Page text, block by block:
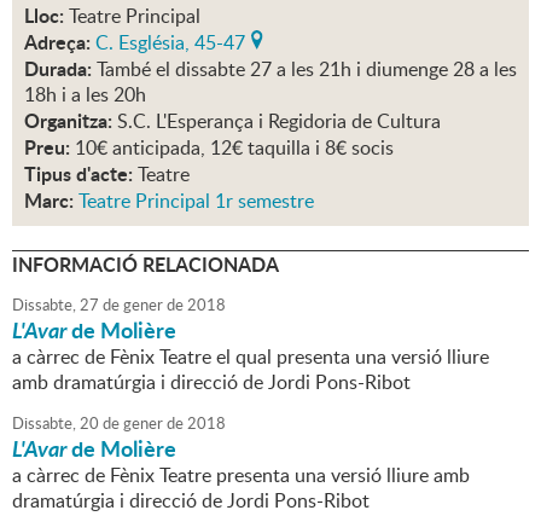
Lloc: Teatre Principal
Adreça: C. Església, 45-47
Durada: També el dissabte 27 a les 21h i diumenge 28 a les
18h i a les 20h
Organitza: S.C. L'Esperança i Regidoria de Cultura
Preu: 10€ anticipada, 12€ taquilla i 8€ socis
Tipus d'acte: Teatre
Marc: Teatre Principal 1r semestre
INFORMACIÓ RELACIONADA
Dissabte,27 degenerde2018
L'Avarde Molière
a càrrec de Fènix Teatre el qual presenta una versió lliure
amb dramatúrgia i direcció de Jordi Pons-Ribot
Dissabte,20 degenerde2018
L'Avarde Molière
a càrrec de Fènix Teatre presenta una versió lliure amb
dramatúrgia i direcció de Jordi Pons-Ribot